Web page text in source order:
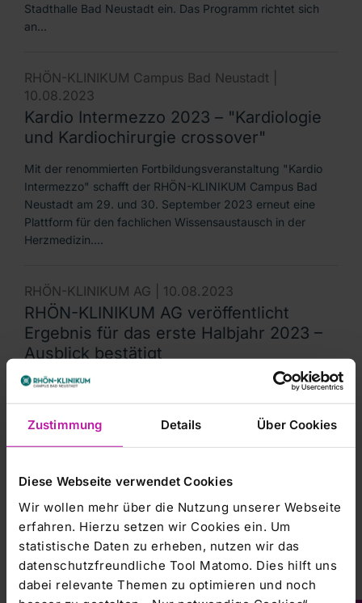
Zustimmung Details Über Cookies
Diese Webseite verwendet Cookies
Wir wollen mehr über die Nutzung unserer Webseite
erfahren. Hierzu setzen wir Cookies ein. Um
statistische Daten zu erheben, nutzen wir das
datenschutzfreundliche Tool Matomo. Dies hilft uns
dabei relevante Themen zu optimieren und noch
Stadthalle Bad Neustadt ein. Das Programm richtet sich
an…
RHÖN-KLINIKUM Campus Bad Neustadt |
10.08.2023
Kardio Intermezzo 2023 – "Kardiologie
und Kardiochirurgie crossover"
Mit der renommierten Fortbildungsveranstaltung "Kardio
Intermezzo" schafft der RHÖN-KLINIKUM Campus Bad
Neustadt am 29. und 30. September 2023 erneut eine
Plattform für den fachlichen Wissensaustausch in der
Herzmedizin.…
RHÖN-KLINIKUM AG | 10.08.2023
RHÖN-KLINIKUM AG veröffentlicht
Ergebnis für das erste Halbjahr 2023 –
Ausblick bestätigt
Die RHÖN-KLINIKUM AG hat das erste Halbjahr 2023 mit
einem Umsatzplus von 2,4 Prozent auf 728,2 Mio. Euro
(2022: 711,2 Mio. Euro) abgeschlossen. Von Januar bis
RHÖN-KLINIKUM Campus Bad Neustadt |
07.08.2023
Exzellente Behandlung für Patienten mit
Vorhofflimmern
Klinik für Kardiologie II am RHÖN-KLINIKUM Campus Bad
Neustadt erneut als „Vorhofflimmer-Zentrum“ von der